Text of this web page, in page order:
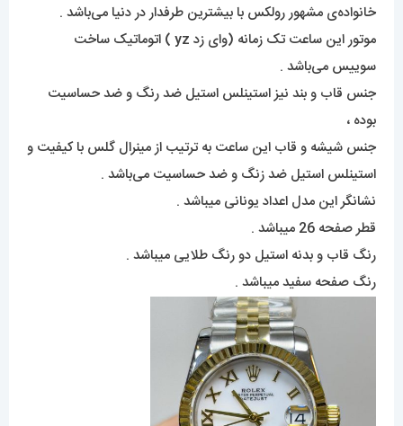
خانواده‌ی مشهور رولکس با بیشترین طرفدار در دنیا می‌باشد .
موتور این ساعت تک زمانه (وای زد yz ) اتوماتیک ساخت
سوییس می‌باشد .
جنس قاب و بند نیز استینلس استیل ضد رنگ و ضد حساسیت
بوده ،
جنس شیشه و قاب این ساعت به ترتیب از مینرال گلس با کیفیت و
استینلس استیل ضد زنگ و ضد حساسیت می‌باشد .
نشانگر این مدل اعداد یونانی میباشد .
قطر صفحه 26 میباشد .
رنگ قاب و بدنه استیل دو رنگ طلایی میباشد .
رنگ صفحه سفید میباشد .